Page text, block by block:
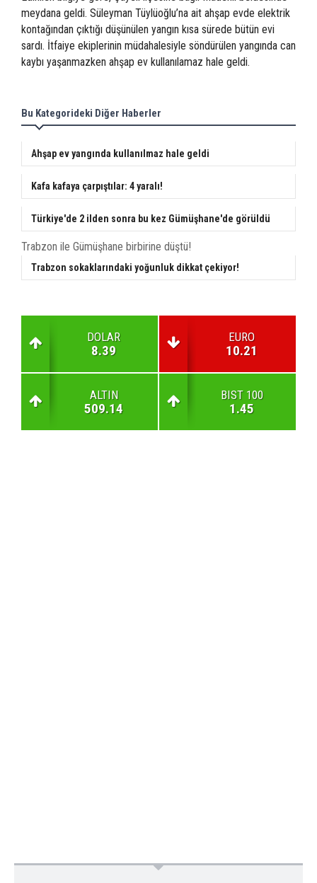
meydana geldi. Süleyman Tüylüoğlu’na ait ahşap evde elektrik
kontağından çıktığı düşünülen yangın kısa sürede bütün evi
sardı. İtfaiye ekiplerinin müdahalesiyle söndürülen yangında can
kaybı yaşanmazken ahşap ev kullanılamaz hale geldi.
Bu Kategorideki Diğer Haberler
Ahşap ev yangında kullanılmaz hale geldi
Kafa kafaya çarpıştılar: 4 yaralı!
Türkiye'de 2 ilden sonra bu kez Gümüşhane'de görüldü
Trabzon ile Gümüşhane birbirine düştü!
Trabzon sokaklarındaki yoğunluk dikkat çekiyor!
DOLAR
8.39
EURO
10.21
ALTIN
509.14
BIST 100
1.45